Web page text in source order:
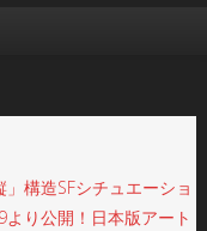
構造SFシチュエーショ
り公開！日本版アート